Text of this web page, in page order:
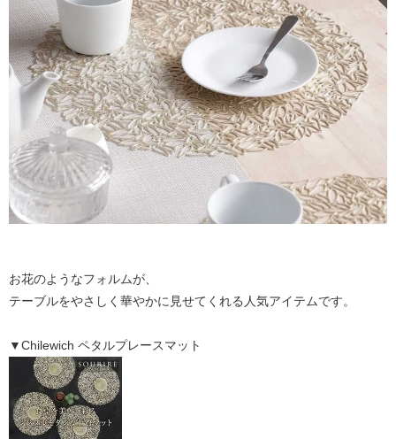
お花のようなフォルムが、
テーブルをやさしく華やかに見せてくれる人気アイテムです。
▼Chilewich ペタルプレースマット